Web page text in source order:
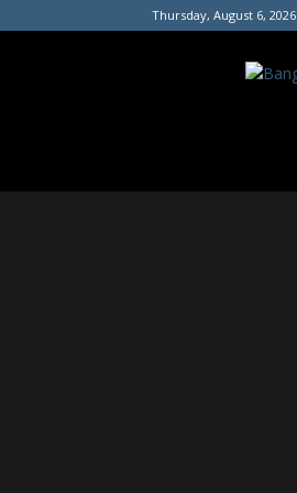
Thursday, August 6, 2026